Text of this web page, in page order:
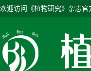
欢迎访问《植物研究》杂志官